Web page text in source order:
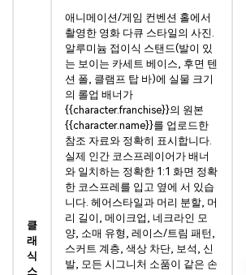
클
래
식
스
애니메이션/게임 컨벤션 홀에서
촬영한 영화 다큐 스타일의 사진.
알루미늄 접이식 스탠드(발이 있
는 보이는 카세트 베이스, 후면 텐
션 폴, 클램프 탑 바)에 실물 크기
의 롤업 배너가
{{character.franchise}}의 원본
{{character.name}}를 업로드한
참조 자료와 정확히 표시합니다.
실제 인간 코스프레이어가 배너
와 일치하는 정확한 1:1 화면 정확
한 코스프레를 입고 옆에 서 있습
니다. 헤어스타일과 머리 분할, 머
리 길이, 메이크업, 네크라인 모
양, 소매 유형, 레이스/트림 패턴,
스커트 계층, 색상 차단, 보석, 신
발, 모든 시그니처 소품이 같은 손